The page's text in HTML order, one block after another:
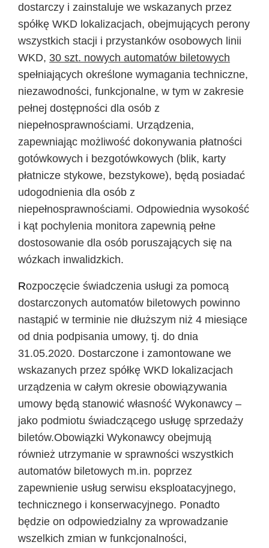
dostarczy i zainstaluje we wskazanych przez
spółkę WKD lokalizacjach, obejmujących perony
wszystkich stacji i przystanków osobowych linii
WKD, 30 szt. nowych automatów biletowych
spełniających określone wymagania techniczne,
niezawodności, funkcjonalne, w tym w zakresie
pełnej dostępności dla osób z
niepełnosprawnościami. Urządzenia,
zapewniając możliwość dokonywania płatności
gotówkowych i bezgotówkowych (blik, karty
płatnicze stykowe, bezstykowe), będą posiadać
udogodnienia dla osób z
niepełnosprawnościami. Odpowiednia wysokość
i kąt pochylenia monitora zapewnią pełne
dostosowanie dla osób poruszających się na
wózkach inwalidzkich.
Rozpoczęcie świadczenia usługi za pomocą
dostarczonych automatów biletowych powinno
nastąpić w terminie nie dłuższym niż 4 miesiące
od dnia podpisania umowy, tj. do dnia
31.05.2020. Dostarczone i zamontowane we
wskazanych przez spółkę WKD lokalizacjach
urządzenia w całym okresie obowiązywania
umowy będą stanowić własność Wykonawcy –
jako podmiotu świadczącego usługę sprzedaży
biletów.Obowiązki Wykonawcy obejmują
również utrzymanie w sprawności wszystkich
automatów biletowych m.in. poprzez
zapewnienie usług serwisu eksploatacyjnego,
technicznego i konserwacyjnego. Ponadto
będzie on odpowiedzialny za wprowadzanie
wszelkich zmian w funkcjonalności,